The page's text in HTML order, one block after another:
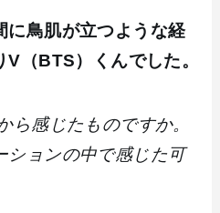
に鳥肌が立つような経
（BTS）くんでした。
感じたものですか。
ションの中で感じた可